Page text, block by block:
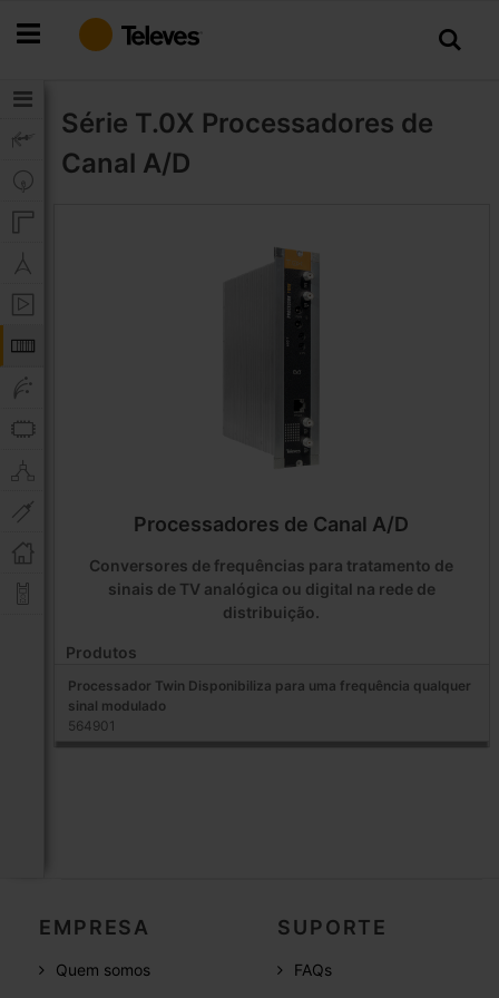
para
Série T.0X Processadores de
Canal A/D
Processadores de Canal A/D
Conversores de frequências para tratamento de
sinais de TV analógica ou digital na rede de
distribuição.
Produtos
Processador Twin Disponibiliza para uma frequência qualquer
sinal modulado
564901
EMPRESA
Quem somos
SUPORTE
FAQs